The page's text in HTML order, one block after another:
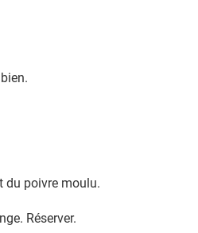
du poivre moulu.
Réserver.